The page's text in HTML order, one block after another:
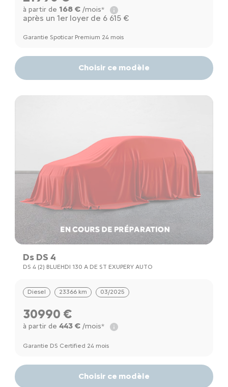
à partir de 168 €/mois*
après un 1er loyer de 6 615 €
Garantie Spoticar Premium 24 mois
Choisir ce modèle
Ds DS 4
DS 4 (2) BLUEHDI 130 A DE ST EXUPERY AUTO
Diesel 23366 km 03/2025
30990 €
à partir de 443 €/mois*
Garantie DS Certified 24 mois
Choisir ce modèle